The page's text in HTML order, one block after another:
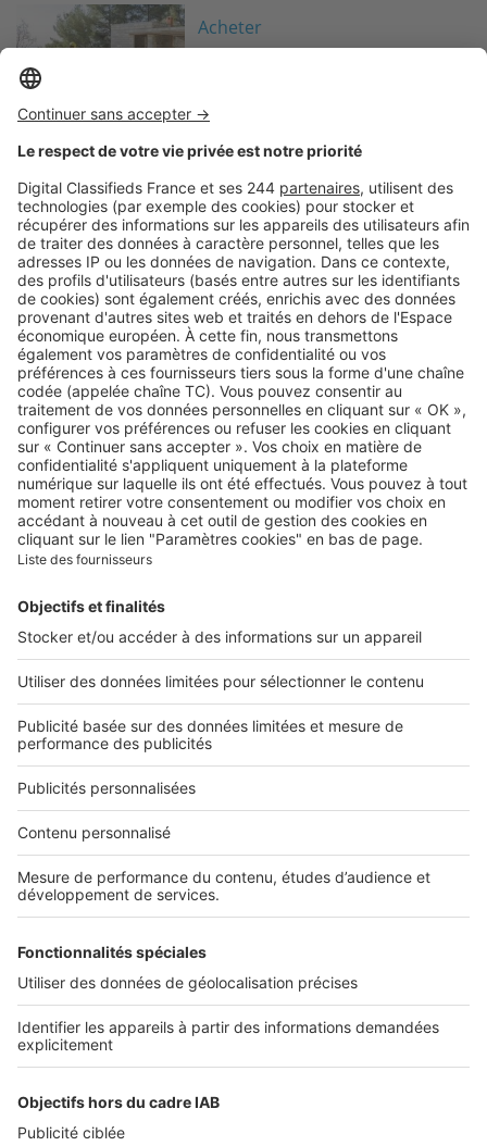
Image
Acheter
Logic-Immo c’est aussi …
Retrouvez-nous sur …
A propos
Qui sommes-nous ?
Nous rejoindre
Alerte email
Nos applications
Découvrez nos applications
Services pro
Tous nos services pro
Accès client
Informations légales